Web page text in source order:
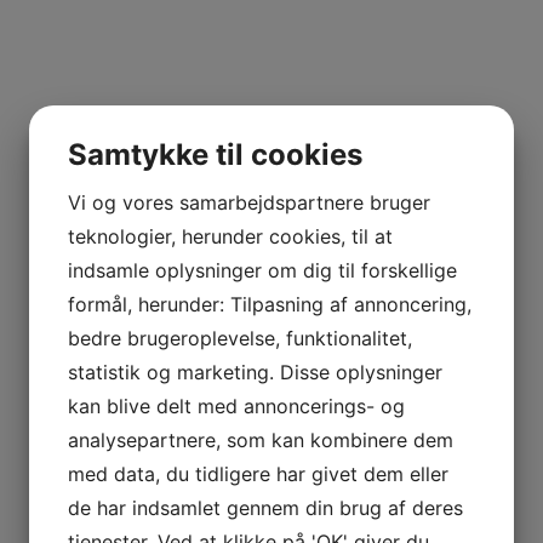
Samtykke til cookies
Vi og vores samarbejdspartnere bruger
teknologier, herunder cookies, til at
indsamle oplysninger om dig til forskellige
formål, herunder: Tilpasning af annoncering,
bedre brugeroplevelse, funktionalitet,
statistik og marketing. Disse oplysninger
kan blive delt med annoncerings- og
analysepartnere, som kan kombinere dem
med data, du tidligere har givet dem eller
de har indsamlet gennem din brug af deres